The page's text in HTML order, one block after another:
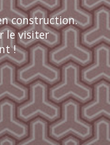
construction.
le visiter
!